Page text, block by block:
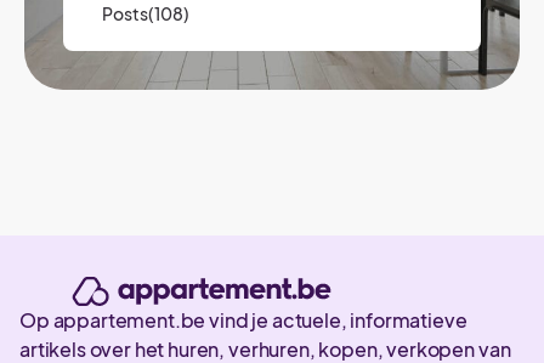
Posts(108)
Op appartement.be vind je actuele, informatieve
artikels over het huren, verhuren, kopen, verkopen van